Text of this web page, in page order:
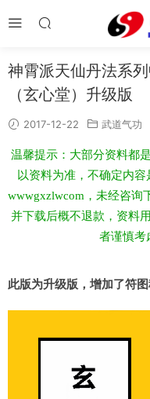
神霄派天仙丹法系
（玄心堂）升级版
2017-12-22 武道气功
温馨提示：大部分资料都
以资料为准，不确定内容
wwwgxzlwcom，未经咨询
并下载后概不退款，资料
者谨慎考
此版为升级版，增加了符